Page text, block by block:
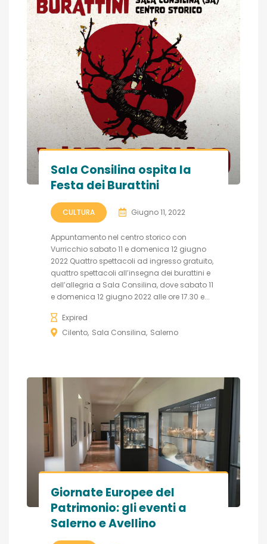
Sala Consilina ospita la
Festa dei Burattini
CULTURA Giugno 11, 2022
Appuntamento nel centro storico con
Vurricchio sabato 11 e domenica 12 giugno
2022 Quattro spettacoli ad ingresso gratuito,
quattro spettacoli all’insegna dei burattini e
dell’allegria a Sala Consilina, dove sabato 11
e domenica 12 giugno 2022 alle ore 17.30 e...
Expired
Cilento Sala Consilina Salerno
Giornate Europee del
Patrimonio: gli eventi a
Salerno e Avellino